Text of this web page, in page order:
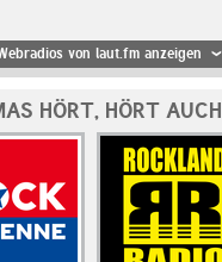
von laut.fm anzeigen
HÖRT, HÖRT AUCH